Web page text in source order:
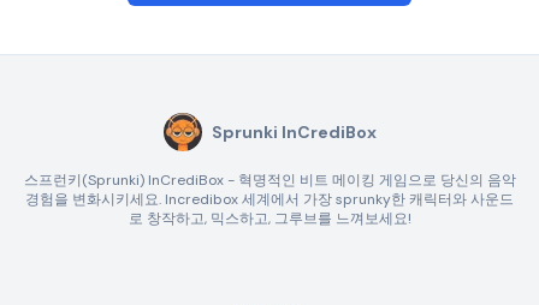
Sprunki InCrediBox
스프런키(Sprunki) InCrediBox - 혁명적인 비트 메이킹 게임으로 당신의 음악
경험을 변화시키세요. Incredibox 세계에서 가장 sprunky한 캐릭터와 사운드
로 창작하고, 믹스하고, 그루브를 느껴보세요!